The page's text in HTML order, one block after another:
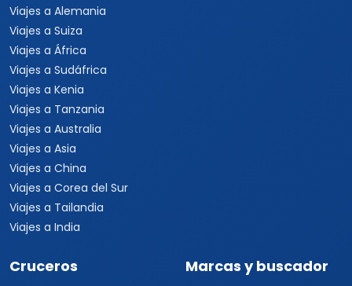
Viajes a Alemania
Viajes a Suiza
Viajes a África
Viajes a Sudáfrica
Viajes a Kenia
Viajes a Tanzania
Viajes a Australia
Viajes a Asia
Viajes a China
Viajes a Corea del Sur
Viajes a Tailandia
Viajes a India
Cruceros Marcas y buscador